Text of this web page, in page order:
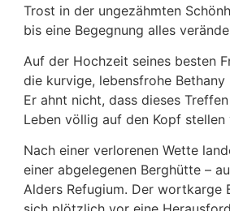
Trost in der ungezähmten
bis eine Begegnung alles
Auf der Hochzeit seines besten
die kurvige, lebensfrohe
Er ahnt nicht, dass dieses
Leben völlig auf den Kopf stellen
Nach einer verlorenen Wette
einer abgelegenen Berghütte –
Alders Refugium. Der wortkarge